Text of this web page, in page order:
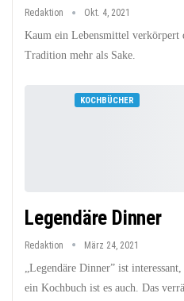
Redaktion Okt. 4, 2021
Kaum ein Lebensmittel
Tradition mehr als Sake.
KOCHBÜCHER
Legendäre Dinner
Redaktion März 24, 2021
„Legendäre Dinner” ist
ein Kochbuch ist es auch. Das